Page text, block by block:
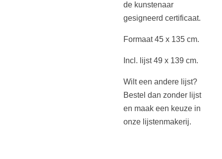
de kunstenaar
gesigneerd certificaat.
Formaat 45 x 135 cm.
Incl. lijst 49 x 139 cm.
Wilt een andere lijst?
Bestel dan zonder lijst
en maak een keuze in
onze lijstenmakerij.